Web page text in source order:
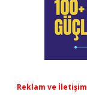
Reklam ve